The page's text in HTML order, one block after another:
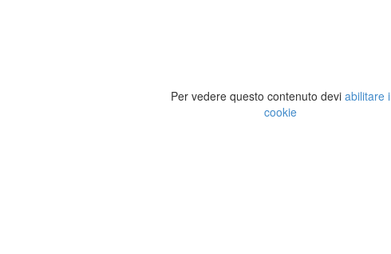
Per vedere questo contenuto deviabilitare i
cookie